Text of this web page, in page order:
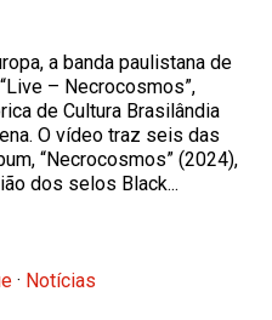
a banda paulistana de
– Necrocosmos”,
de Cultura Brasilândia
O vídeo traz seis das
“Necrocosmos” (2024),
dos selos Black...
· Notícias